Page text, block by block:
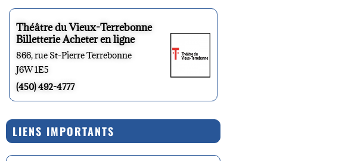
Théâtre du Vieux-Terrebonne
Billetterie Acheter en ligne
866, rue St-Pierre Terrebonne
J6W 1E5
(450) 492-4777
LIENS IMPORTANTS